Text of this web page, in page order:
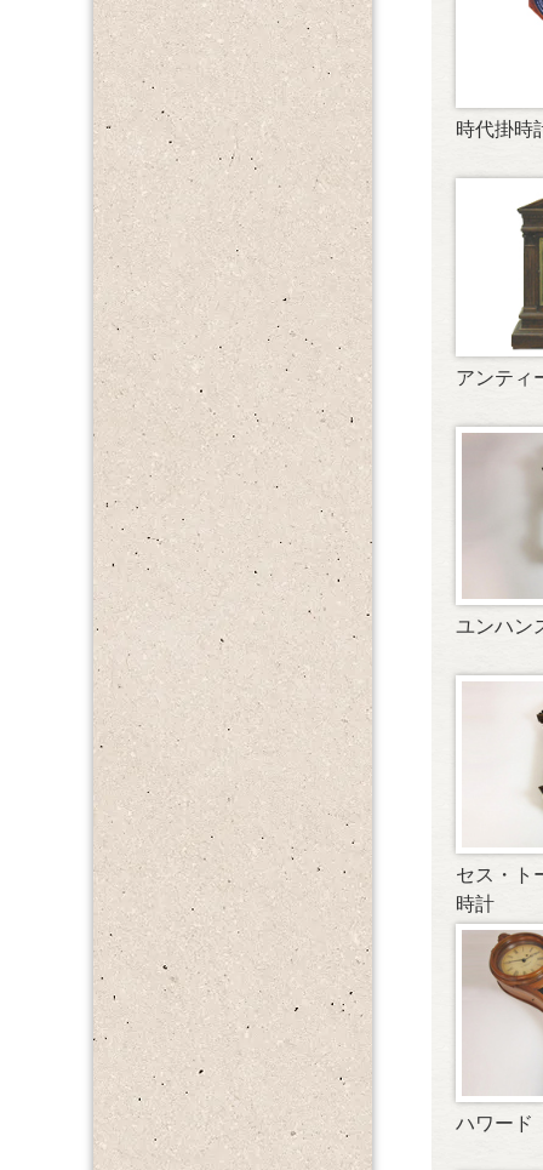
時代掛時
アンテ
ユンハ
セス・
時計
ハワー